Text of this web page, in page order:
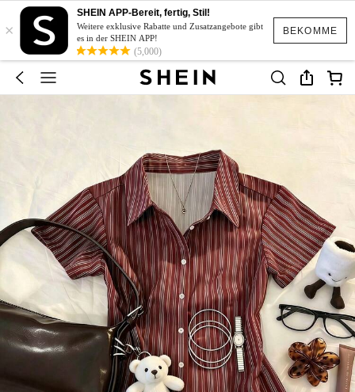
BEKOMME
×
SHEIN APP-Bereit, fertig, Stil!
Weitere exklusive Rabatte und Zusatzangebote gibt
es in der SHEIN APP!
(5,000)